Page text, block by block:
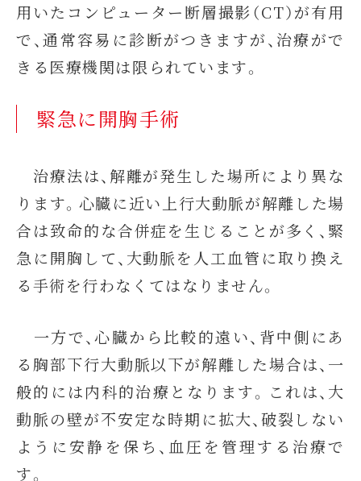
用いたコンピューター断層撮影（CT）が有用
で、通常容易に診断がつきますが、治療がで
きる医療機関は限られています。
緊急に開胸手術
治療法は、解離が発生した場所により異な
ります。心臓に近い上行大動脈が解離した場
合は致命的な合併症を生じることが多く、緊
急に開胸して、大動脈を人工血管に取り換え
る手術を行わなくてはなりません。
一方で、心臓から比較的遠い、背中側にあ
る胸部下行大動脈以下が解離した場合は、一
般的には内科的治療となります。これは、大
動脈の壁が不安定な時期に拡大、破裂しない
ように安静を保ち、血圧を管理する治療で
す。